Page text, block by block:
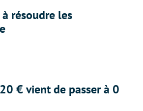
résoudre les
€ vient de passer à 0